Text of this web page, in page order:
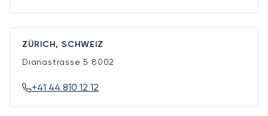
ZÜRICH, SCHWEIZ
Dianastrasse 5 8002
+41 44 810 12 12